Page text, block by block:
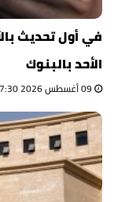
في أول تحديث
الأحد بالبنوك